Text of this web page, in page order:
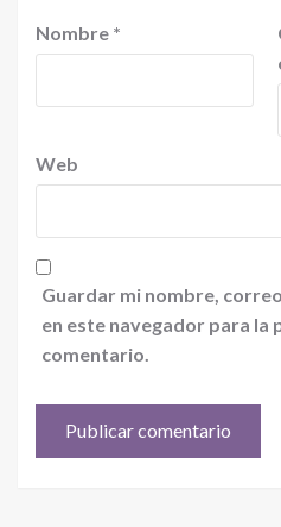
Nombre *
Web
Guardar mi nombre,
en este navegador para la
comentario.